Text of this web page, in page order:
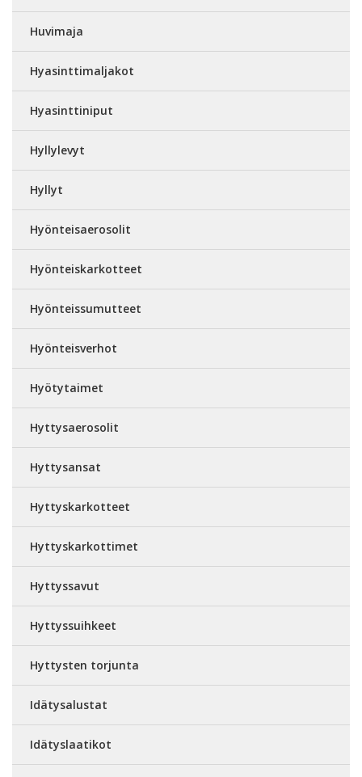
Huvimaja
Hyasinttimaljakot
Hyasinttiniput
Hyllylevyt
Hyllyt
Hyönteisaerosolit
Hyönteiskarkotteet
Hyönteissumutteet
Hyönteisverhot
Hyötytaimet
Hyttysaerosolit
Hyttysansat
Hyttyskarkotteet
Hyttyskarkottimet
Hyttyssavut
Hyttyssuihkeet
Hyttysten torjunta
Idätysalustat
Idätyslaatikot